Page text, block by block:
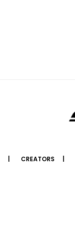
CREATORS